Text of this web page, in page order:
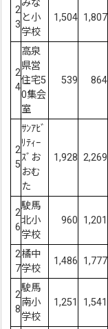
2
3
みな
と小
学校
1,504 1,807
2
4
高泉
県営
住宅5
0集会
室
539 864
2
5
ｻﾝｱﾋﾞ
ﾘﾃｨｰ
ｽﾞお
おむ
た
1,928 2,269
2
6
駛馬
北小
学校
960 1,201
2
7
橘中
学校
1,486 1,777
2
8
駛馬
南小
学校
1,251 1,541